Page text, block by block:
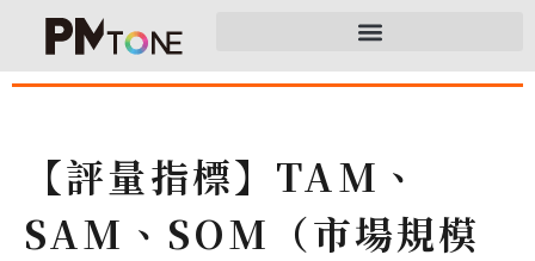
【評量指標】TAM、
SAM、SOM（市場規模